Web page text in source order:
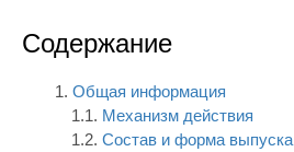
Содержание
Общая информация
Механизм действия
Состав и форма выпуска